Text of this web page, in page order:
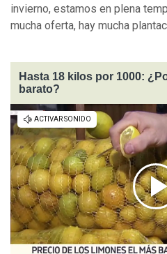
invierno, estamos en plena
mucha oferta, hay mucha
Hasta 18 kilos por 1000:
barato?